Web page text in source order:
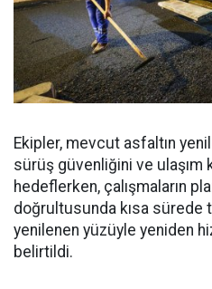
Ekipler, mevcut asfaltın
sürüş güvenliğini ve ulaşım
hedeflerken, çalışmaların
doğrultusunda kısa sürede
yenilenen yüzüyle yeniden
belirtildi.